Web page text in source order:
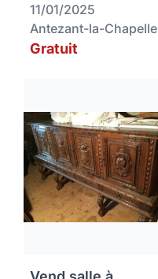
11/01/2025
Antezant-la-Chapelle
Gratuit